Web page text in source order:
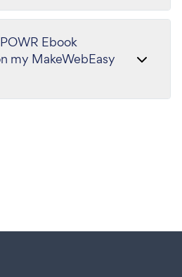
Ebook
my MakeWebEasy